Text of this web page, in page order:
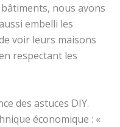
nous avons
embelli les
voir leurs maisons
respectant les
des astuces DIY.
économique : «